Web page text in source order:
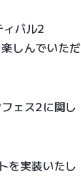
バル2
しんでいただ
ェス2に関し
を実装いたし